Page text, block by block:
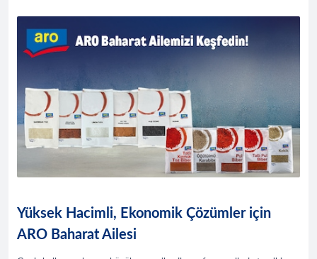
Yüksek Hacimli, Ekonomik Çözümler için
ARO Baharat Ailesi